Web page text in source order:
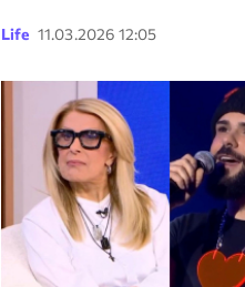
Life 11.03.2026 12:05